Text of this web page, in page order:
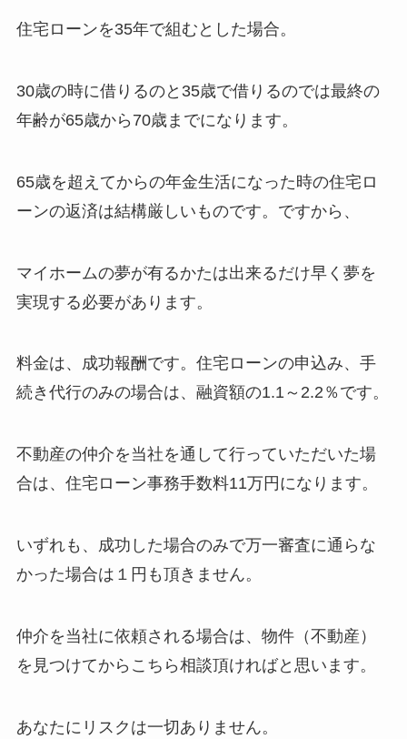
住宅ローンを35年で組むとした場合。
30歳の時に借りるのと35歳で借りるのでは最終の
年齢が65歳から70歳までになります。
65歳を超えてからの年金生活になった時の住宅ロ
ーンの返済は結構厳しいものです。ですから、
マイホームの夢が有るかたは出来るだけ早く夢を
実現する必要があります。
料金は、成功報酬です。住宅ローンの申込み、手
続き代行のみの場合は、融資額の1.1～2.2％です。
不動産の仲介を当社を通して行っていただいた場
合は、住宅ローン事務手数料11万円になります。
いずれも、成功した場合のみで万一審査に通らな
かった場合は１円も頂きません。
仲介を当社に依頼される場合は、物件（不動産）
を見つけてからこちら相談頂ければと思います。
あなたにリスクは一切ありません。